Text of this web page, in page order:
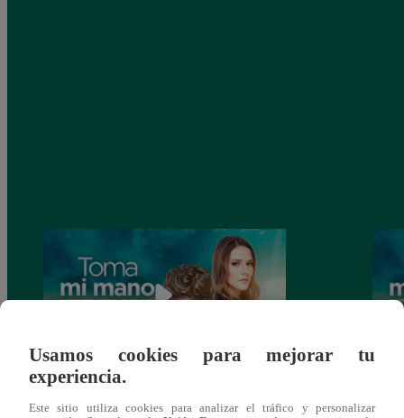
Usamos cookies para mejorar tu
experiencia.
Este sitio utiliza cookies para analizar el tráfico y personalizar